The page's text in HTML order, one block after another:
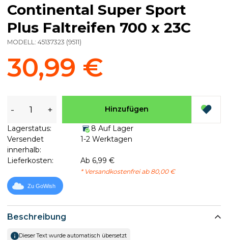
Beschreibung
Dieser Text wurde automatisch übersetzt
Continental Super Sport
Plus Faltreifen 700 x 23C
MODELL: 45137323 (9511)
30,99 €
- + Hinzufügen
Lagerstatus:
8 Auf Lager
Versendet
innerhalb:
1-2 Werktagen
Lieferkosten: Ab 6,99 €
* Versandkostenfrei ab 80,00 €
Zu GoWish